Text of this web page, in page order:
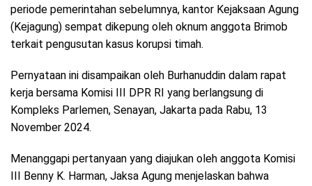
periode pemerintahan sebelumnya, kantor Kejaksaan Agung
(Kejagung) sempat dikepung oleh oknum anggota Brimob
terkait pengusutan kasus korupsi timah.
Pernyataan ini disampaikan oleh Burhanuddin dalam rapat
kerja bersama Komisi III DPR RI yang berlangsung di
Kompleks Parlemen, Senayan, Jakarta pada Rabu, 13
November 2024.
Menanggapi pertanyaan yang diajukan oleh anggota Komisi
III Benny K. Harman, Jaksa Agung menjelaskan bahwa